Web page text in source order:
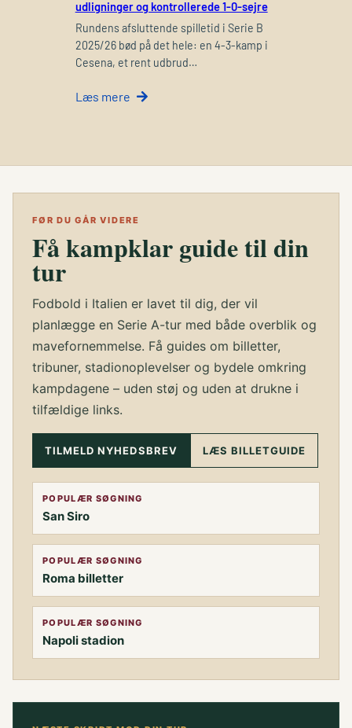
udligninger og kontrollerede 1-0-sejre
Rundens afsluttende spilletid i Serie B
2025/26 bød på det hele: en 4-3-kamp i
Cesena, et rent udbrud…
Læs mere
FØR DU GÅR VIDERE
Få kampklar guide til din
tur
Fodbold i Italien er lavet til dig, der vil
planlægge en Serie A-tur med både overblik og
mavefornemmelse. Få guides om billetter,
tribuner, stadionoplevelser og bydele omkring
kampdagene – uden støj og uden at drukne i
tilfældige links.
TILMELD NYHEDSBREV LÆS BILLETGUIDE
POPULÆR SØGNING
San Siro
POPULÆR SØGNING
Roma billetter
POPULÆR SØGNING
Napoli stadion